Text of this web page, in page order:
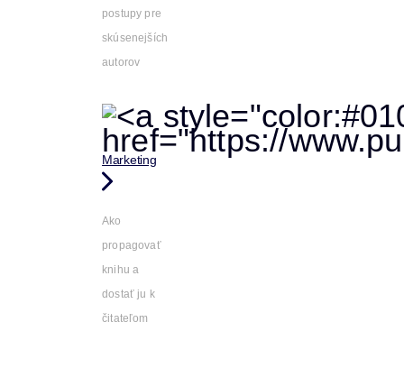
postupy pre
skúsenejších
autorov
Marketing
Ako
propagovať
knihu a
dostať ju k
čitateľom